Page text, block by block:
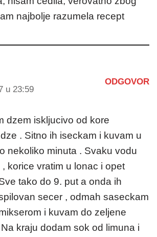
najbolje razumela recept
u 23:59
ODGOVOR
dzem iskljucivo od kore
. Sitno ih iseckam i kuvam u
nekoliko minuta . Svaku vodu
korice vratim u lonac i opet
tako do 9. put a onda ih
secer , odmah saseckam
i kuvam do zeljene
kraju dodam sok od limuna i